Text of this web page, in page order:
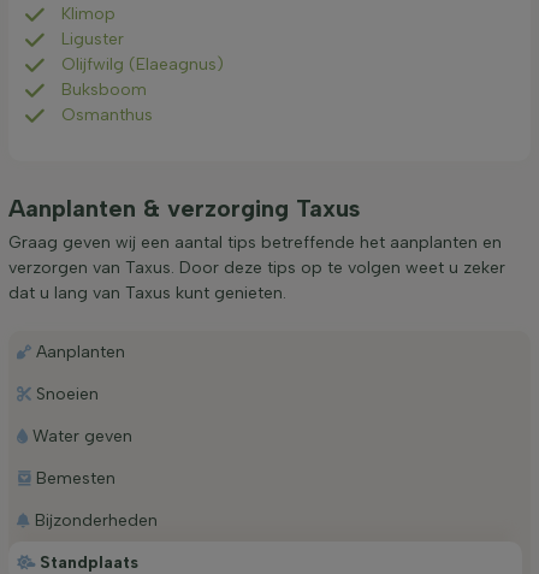
Klimop
Liguster
Olijfwilg (Elaeagnus)
Buksboom
Osmanthus
Aanplanten & verzorging Taxus
Graag geven wij een aantal tips betreffende het aanplanten en
verzorgen van Taxus. Door deze tips op te volgen weet u zeker
dat u lang van Taxus kunt genieten.
Standplaats
Aanplanten
Snoeien
Water geven
Bemesten
Bijzonderheden